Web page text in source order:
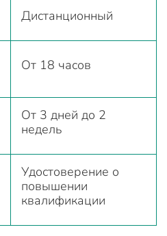
Дистанционный
От 18 часов
От 3 дней до 2
недель
Удостоверение о
повышении
квалификации